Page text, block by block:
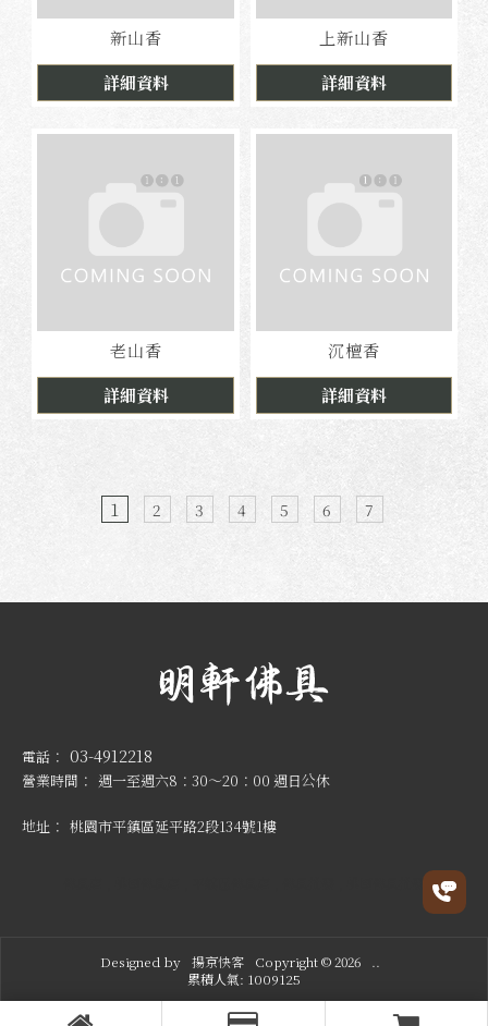
新山香
詳細資料
上新山香
詳細資料
老山香
詳細資料
沉檀香
詳細資料
1 2 3 4 5 6 7
03-4912218
週一至週六8：30～20：00 週日公休
桃園市平鎮區延平路2段134號1樓
桃園佛具批發
Designed by 揚京快客 Copyright © 2026
累積人氣: 1009125